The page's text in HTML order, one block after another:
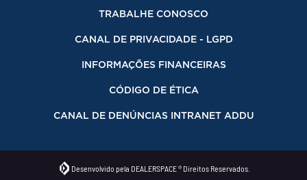
TRABALHE CONOSCO
CANAL DE PRIVACIDADE - LGPD
INFORMAÇÕES FINANCEIRAS
CÓDIGO DE ÉTICA
CANAL DE DENÚNCIAS INTRANET ADDU
Desenvolvido pela DEALERSPACE ® Direitos Reservados.